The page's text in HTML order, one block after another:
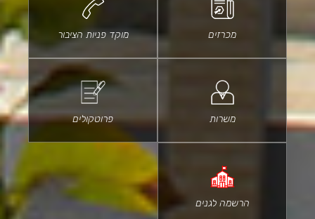
מכרזים מוקד פניות הציבור
משרות פרוטקולים
הרשמה לגנים